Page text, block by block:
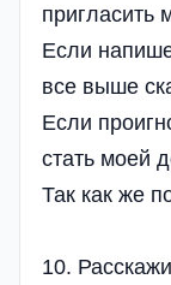
пригласить
Если
все выше
Если
стать моей
Так как же
10.